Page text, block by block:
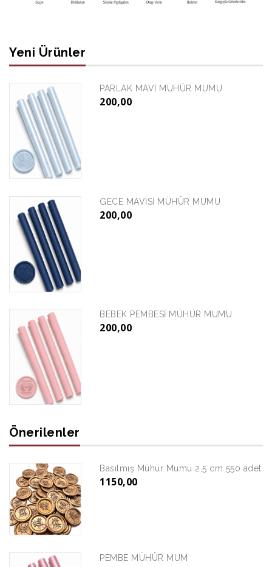
Yeni Ürünler
PARLAK MAVİ MÜHÜR MUMU
200,00
GECE MAVİSİ MÜHÜR MUMU
200,00
BEBEK PEMBESİ MÜHÜR MUMU
200,00
Önerilenler
Basılmış Mühür Mumu 2,5 cm 550 adet
1150,00
PEMBE MÜHÜR MUM